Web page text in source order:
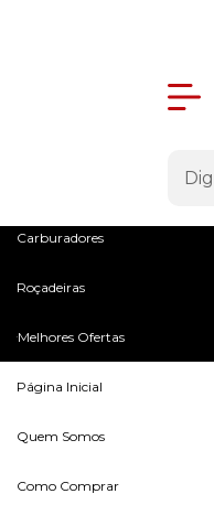
Carburadores
Roçadeiras
Melhores Ofertas
Página Inicial
Quem Somos
Como Comprar